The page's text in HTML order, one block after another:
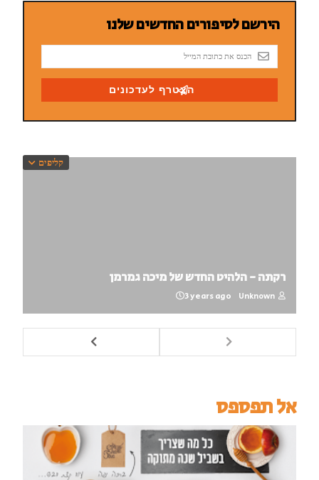
קליפים
רקתה - הלהיט החדש של מיכה גמרמן
Unknown
3 years ago
אל תפספס